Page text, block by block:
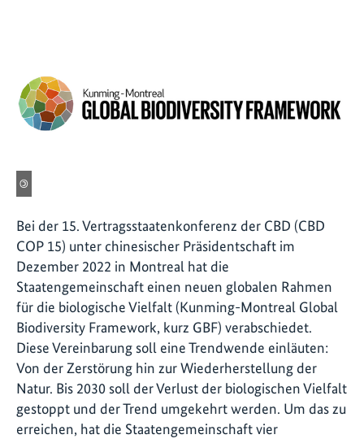
©
Bei der 15. Vertragsstaatenkonferenz der CBD (CBD
COP 15) unter chinesischer Präsidentschaft im
Dezember 2022 in Montreal hat die
Staatengemeinschaft einen neuen globalen Rahmen
für die biologische Vielfalt (Kunming-Montreal Global
Biodiversity Framework, kurz GBF) verabschiedet.
Diese Vereinbarung soll eine Trendwende einläuten:
Von der Zerstörung hin zur Wiederherstellung der
Natur. Bis 2030 soll der Verlust der biologischen Vielfalt
gestoppt und der Trend umgekehrt werden. Um das zu
erreichen, hat die Staatengemeinschaft vier